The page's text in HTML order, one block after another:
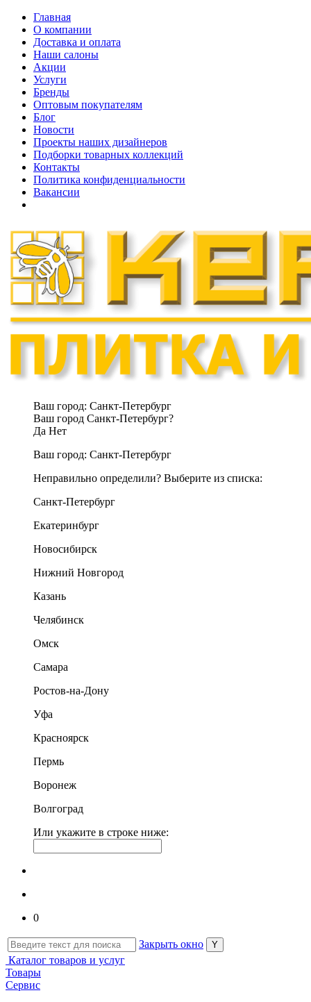
Главная
О компании
Доставка и оплата
Наши cалоны
Акции
Услуги
Бренды
Оптовым покупателям
Блог
Новости
Проекты наших дизайнеров
Подборки товарных коллекций
Контакты
Политика конфиденциальности
Вакансии
Ваш город: Санкт-Петербург
Ваш город Санкт-Петербург?
Да Нет
Ваш город: Санкт-Петербург
Неправильно определили? Выберите из списка:
Санкт-Петербург
Екатеринбург
Новосибирск
Нижний Новгород
Казань
Челябинск
Омск
Самара
Ростов-на-Дону
Уфа
Красноярск
Пермь
Воронеж
Волгоград
Или укажите в строке ниже:
0
Закрыть окно
Каталог товаров и услуг
Товары
Сервис